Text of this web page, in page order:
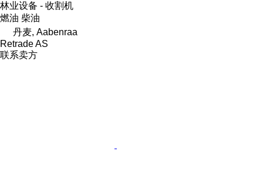
林业设备 - 收割机
燃油 柴油
丹麦, Aabenraa
Retrade AS
联系卖方